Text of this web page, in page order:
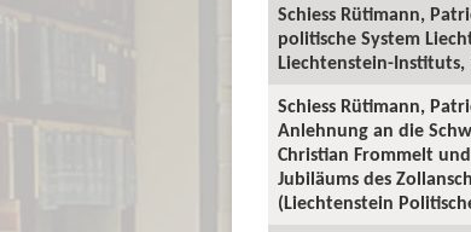
Schiess Rütimann,
politische System
Liechtenstein-Instituts,
Schiess Rütimann,
Anlehnung an die
Christian Frommelt
Jubiläums des
(Liechtenstein